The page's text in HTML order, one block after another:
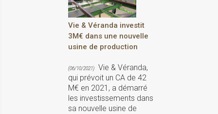
Vie & Véranda investit
3M€ dans une nouvelle
usine de production
(06/10/2021)
Vie & Véranda,
qui prévoit un CA de 42
M€ en 2021, a démarré
les investissements dans
sa nouvelle usine de